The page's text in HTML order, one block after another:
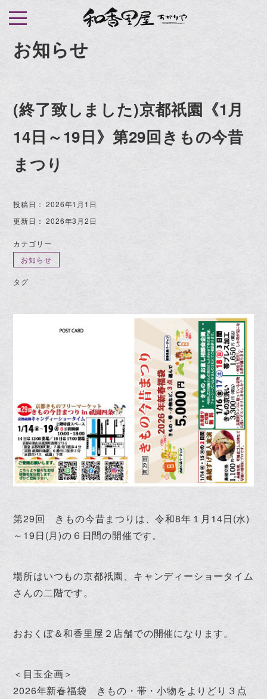
お知らせ
(終了致しました)京都祇園《1月
14日～19日》第29回きもの今昔
まつり
投稿日： 2026年1月1日
更新日： 2026年3月2日
カテゴリー
お知らせ
タグ
第29回 きもの今昔まつりは、令和8年１月14日(水)
～19日(月)の６日間の開催です。
場所はいつもの京都祇園、キャンディーショータイム
さんの二階です。
おおくぼ＆和香里屋２店舗での開催になります。
＜目玉企画＞
2026年新春福袋 きもの・帯・小物をよりどり３点